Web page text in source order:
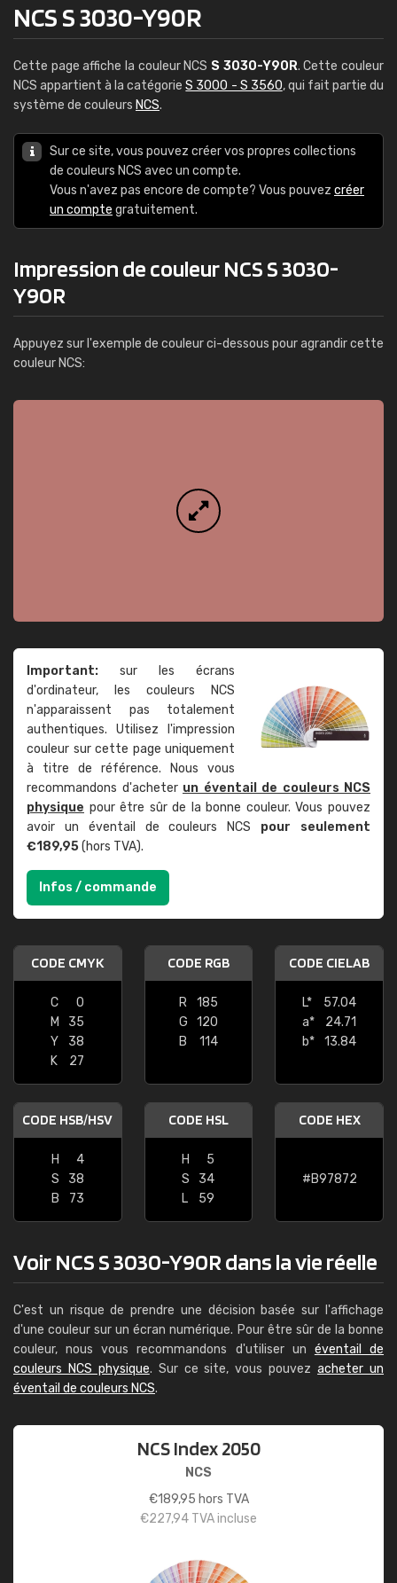
NCS S 3030-Y90R
Cette page affiche la couleur NCS S 3030-Y90R. Cette couleur
NCS appartient à la catégorieS 3000 - S 3560, qui fait partie du
système de couleurs NCS.
Sur ce site, vous pouvez créer vos propres collections
de couleurs NCS avec un compte.
Vous n'avez pas encore de compte? Vous pouvez créer
un compte gratuitement.
Impression de couleur NCS S 3030-
Y90R
Appuyez sur l'exemple de couleur ci-dessous pour agrandir cette
couleur NCS:
Important: sur les écrans
d'ordinateur, les couleurs NCS
n'apparaissent pas totalement
authentiques. Utilisez l'impression
couleur sur cette page uniquement
à titre de référence. Nous vous
recommandons d'acheter un éventail de couleurs NCS
physique pour être sûr de la bonne couleur. Vous pouvez
avoir un éventail de couleurs NCS pour seulement
€189,95(hors TVA).
Infos / commande
CODE CMYK
C
0
M
35
Y
38
K
27
CODE RGB
R
185
G
120
B
114
CODE CIELAB
L*
57.04
a*
24.71
b*
13.84
CODE HSB/HSV
H
4
S
38
B
73
CODE HSL
H
5
S
34
L
59
CODE HEX
#B97872
Voir NCS S 3030-Y90R dans la vie réelle
C'est un risque de prendre une décision basée sur l'affichage
d'une couleur sur un écran numérique. Pour être sûr de la bonne
couleur, nous vous recommandons d'utiliser un éventail de
couleurs NCS physique. Sur ce site, vous pouvezacheter un
éventail de couleurs NCS.
NCS Index 2050
NCS
€189,95 hors TVA
€227,94 TVA incluse